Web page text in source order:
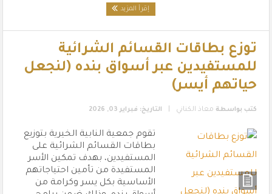
إقرأ المزيد
توزع بطاقات القسائم الشرائية
للمستفيدين عبر أسواق بنده (لنجعل
حياتهم أيسر)
كتب بواسطة معاذ الكناني التاريخ: فبراير 03, 2026
تقوم جمعية النابية الخيرية بتوزيع
بطاقات القسائم الشرائية على
المستفيدين، بهدف تمكين الأسر
المستفيدة من تأمين احتياجاتهم
الأساسية بكل يسر وكرامة من